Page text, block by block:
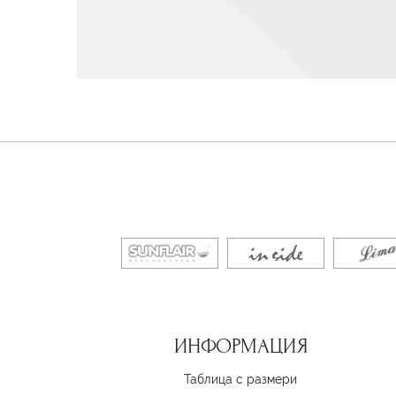
ИНФОРМАЦИЯ
Таблица с размери